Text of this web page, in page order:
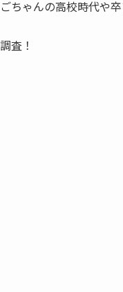
ちゃんの高校時代や
査！